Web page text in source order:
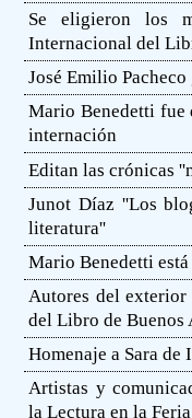
Se eligieron los
Internacional del
José Emilio
Mario Benedetti fue
internación
Editan las crónicas
Junot Díaz ''Los
literatura''
Mario Benedetti
Autores del
del Libro de Buenos
Homenaje a Sara de
Artistas y
la Lectura en la